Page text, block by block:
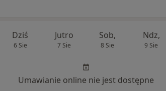
Dziś
6 Sie
Jutro
7 Sie
Sob,
8 Sie
Ndz,
9 Sie
Umawianie online nie jest dostępne